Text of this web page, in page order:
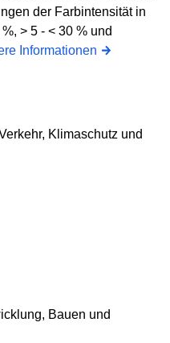
der Farbintensität in
> 5 - < 30 % und
Informationen
Klimaschutz und
Bauen und